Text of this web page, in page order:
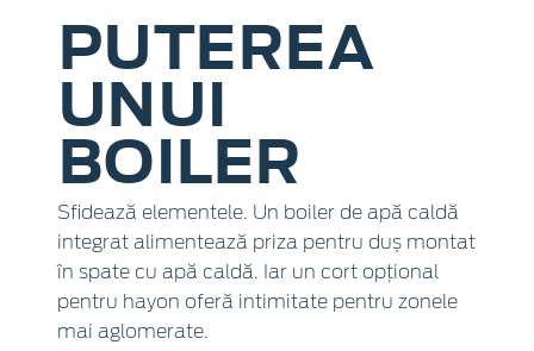
PUTEREA
UNUI
BOILER
Sfidează elementele. Un boiler de apă caldă
integrat alimentează priza pentru duș montat
în spate cu apă caldă. Iar un cort opțional
pentru hayon oferă intimitate pentru zonele
mai aglomerate.